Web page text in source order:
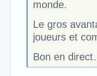
monde.
Le gros
joueurs et
Bon en